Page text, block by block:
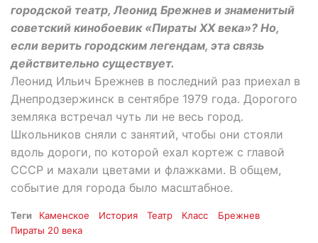
городской театр, Леонид Брежнев и знаменитый
советский кинобоевик «Пираты XX века»? Но,
если верить городским легендам, эта связь
действительно существует.
Леонид Ильич Брежнев в последний раз приехал в
Днепродзержинск в сентябре 1979 года. Дорогого
земляка встречал чуть ли не весь город.
Школьников сняли с занятий, чтобы они стояли
вдоль дороги, по которой ехал кортеж с главой
СССР и махали цветами и флажками. В общем,
событие для города было масштабное.
Теги Каменское История Театр Класс
Брежнев
Пираты 20 века